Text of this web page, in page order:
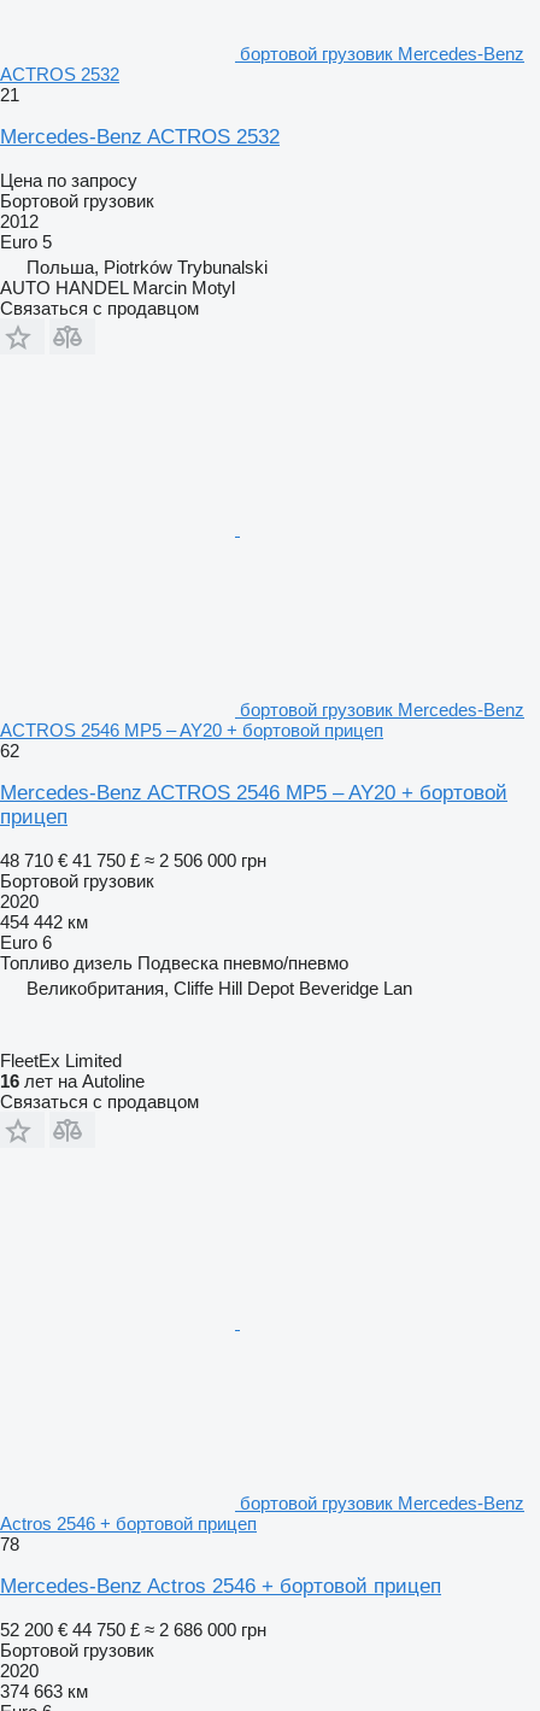
бортовой грузовик Mercedes-Benz
ACTROS 2532
21
Mercedes-Benz ACTROS 2532
Цена по запросу
Бортовой грузовик
2012
Euro 5
Польша, Piotrków Trybunalski
AUTO HANDEL Marcin Motyl
Связаться с продавцом
бортовой грузовик Mercedes-Benz
ACTROS 2546 MP5 – AY20 + бортовой прицеп
62
Mercedes-Benz ACTROS 2546 MP5 – AY20 + бортовой
прицеп
48 710 € 41 750 £ ≈ 2 506 000 грн
Бортовой грузовик
2020
454 442 км
Euro 6
Топливо дизель Подвеска пневмо/пневмо
Великобритания, Cliffe Hill Depot Beveridge Lan
FleetEx Limited
16 лет на Autoline
Связаться с продавцом
бортовой грузовик Mercedes-Benz
Actros 2546 + бортовой прицеп
78
Mercedes-Benz Actros 2546 + бортовой прицеп
52 200 € 44 750 £ ≈ 2 686 000 грн
Бортовой грузовик
2020
374 663 км